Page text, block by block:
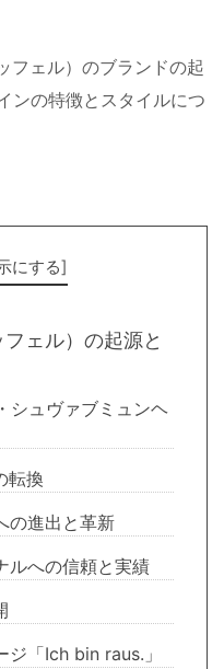
フェル）のブランドの起
ンの特徴とスタイルにつ
にする]
ェル）の起源と
シュヴァブミュンヘ
転換
の進出と革新
ルへの信頼と実績
ジ「Ich bin raus.」